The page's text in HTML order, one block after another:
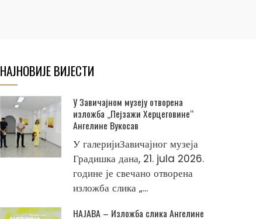
НАЈНОВИЈЕ ВИЈЕСТИ
У Завичајном музеју отворена
изложба „Пејзажи Херцеговине“
Ангелине Вукосав
У галеријиЗавичајног музеја
Градишка дана, 21. jula 2026.
године је свечано отворена
изложба слика „...
НАЈАВА – Изложба слика Ангелине